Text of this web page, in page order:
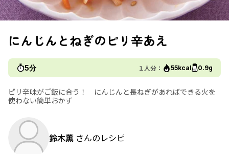
にんじんとねぎのピリ辛あえ
5分 １人分： 55kcal 0.9g
ピリ辛味がご飯に合う！ にんじんと長ねぎがあればできる火を
使わない簡単おかず
鈴木薫 さんのレシピ